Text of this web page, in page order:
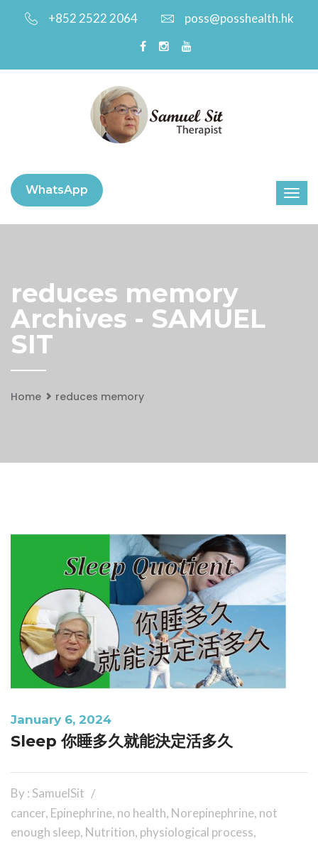
+852 2522 2064 poss@posshealth.hk
WhatsApp
reduces memory
Archives - SAMUEL
SIT
Home reduces memory
January 6, 2024
Sleep 你睡多久就能決定活多久
By : SamuelSit
cancer, Epinephrine, no health, Norepinephrine, not
enough sleep, Nutrition, physiological process,